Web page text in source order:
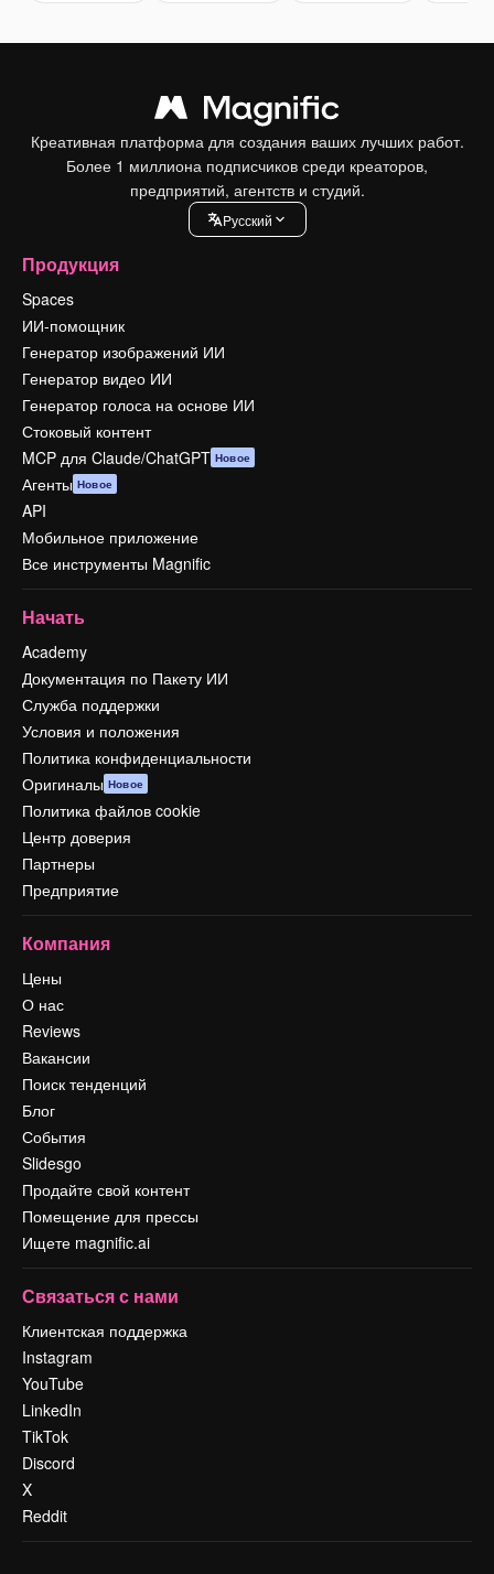
Креативная платформа для создания ваших лучших работ.
Более 1 миллиона подписчиков среди креаторов,
предприятий, агентств и студий.
Pусский
Продукция
Spaces
ИИ-помощник
Генератор изображений ИИ
Генератор видео ИИ
Генератор голоса на основе ИИ
Стоковый контент
MCP для Claude/ChatGPT Новое
Агенты Новое
API
Мобильное приложение
Все инструменты Magnific
Начать
Academy
Документация по Пакету ИИ
Служба поддержки
Условия и положения
Политика конфиденциальности
Оригиналы Новое
Политика файлов cookie
Центр доверия
Партнеры
Предприятие
Компания
Цены
О нас
Reviews
Вакансии
Поиск тенденций
Блог
События
Slidesgo
Продайте свой контент
Помещение для прессы
Ищете magnific.ai
Связаться с нами
Клиентская поддержка
Instagram
YouTube
LinkedIn
TikTok
Discord
X
Reddit